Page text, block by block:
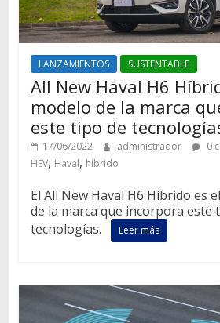
LANZAMIENTOS SUSTENTABLE
All New Haval H6
modelo de la marca
este tipo de
17/06/2022 administrador 0
HEV, Haval, hibrido
El All New Haval H6 Híbrido es
de la marca que incorpora este
tecnologías.
Leer más